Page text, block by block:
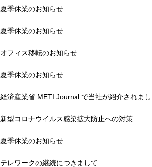
夏季休業のお知らせ
夏季休業のお知らせ
オフィス移転のお知らせ
夏季休業のお知らせ
経済産業省 METI Journal で当社が紹介されま
新型コロナウイルス感染拡大防止への対策
夏季休業のお知らせ
テレワークの継続につきまして